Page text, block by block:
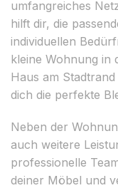
umfangreiches
hilft dir, die
individuellen
kleine Wohnung in
Haus am
dich die perfekte
Neben der
auch weitere
professionelle
deiner Möbel und